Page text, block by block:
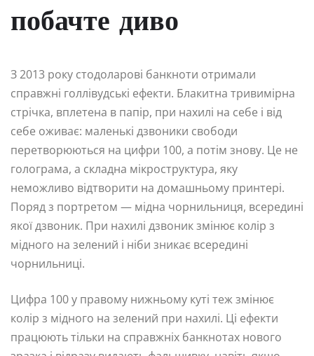
побачте диво
З 2013 року стодоларові банкноти отримали
справжні голлівудські ефекти. Блакитна тривимірна
стрічка, вплетена в папір, при нахилі на себе і від
себе оживає: маленькі дзвоники свободи
перетворюються на цифри 100, а потім знову. Це не
голограма, а складна мікроструктура, яку
неможливо відтворити на домашньому принтері.
Поряд з портретом — мідна чорнильниця, всередині
якої дзвоник. При нахилі дзвоник змінює колір з
мідного на зелений і ніби зникає всередині
чорнильниці.
Цифра 100 у правому нижньому куті теж змінює
колір з мідного на зелений при нахилі. Ці ефекти
працюють тільки на справжніх банкнотах нового